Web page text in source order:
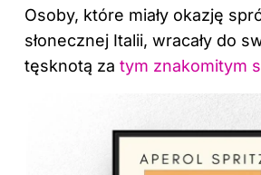
Osoby, które miały okazję
słonecznej Italii, wracały do
tęsknotą za tym znakomitym